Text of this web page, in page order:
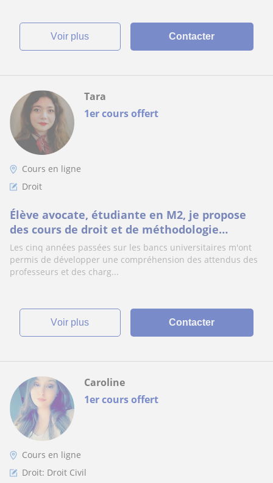
voir plus Contacter
1er cours offert
Tara
Cours en ligne
Droit
Élève avocate, étudiante en M2, je propose
des cours de droit et de méthodologie
juridique
Les cinq années passées sur les bancs universitaires m'ont
permis de développer une compréhension des attendus des
professeurs et des charg...
voir plus Contacter
1er cours offert
Caroline
Cours en ligne
Droit: Droit Civil